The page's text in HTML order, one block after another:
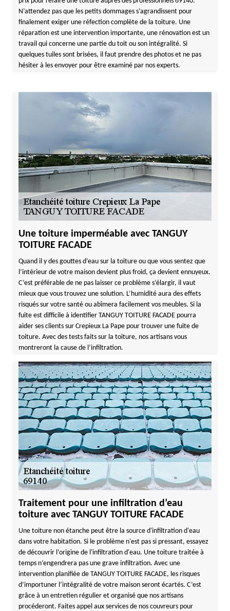
N’attendez pas que les petits dommages s’agrandissent pour
finalement exiger une réfection complète de la toiture. Une
réparation est une intervention importante, une rénovation est un
travail qui concerne une partie du toit ou son intégralité. Si
quelques tuiles sont brisées, il faut prendre des photos et ne pas
hésiter à les envoyer pour être examiné par nos experts.
Une toiture imperméable avec TANGUY
TOITURE FACADE
Quand il y des gouttes d’eau sur la toiture ou que vous sentez que
l’intérieur de votre maison devient plus froid, ça devient ennuyeux.
C’est préférable de ne pas laisser ce problème s’élargir, il vaut
mieux que vous trouvez une solution. L’humidité aura des effets
risqués sur votre santé ou abîmera facilement vos meubles. Si la
fuite est difficile à identifier TANGUY TOITURE FACADE pourra
aider ses clients sur Crepieux La Pape pour trouver une fuite de
toiture. Avec des tests faits sur la toiture, nos artisans vous
montreront la cause de l’infiltration.
Traitement pour une infiltration d’eau
toiture avec TANGUY TOITURE FACADE
Une toiture non étanche peut être la source d'infiltration d'eau
dans votre habitation. Si le problème n'est pas si pressant, essayez
de découvrir l’origine de l'infiltration d'eau. Une toiture traitée à
temps n’engendrera pas une grave infiltration. Avec une
intervention planifiée de TANGUY TOITURE FACADE, les risques
d’importuner l’intégralité de votre maison seront écartés. C’est
grâce à un entretien régulier et organisé que nos artisans
procéderont. Faites appel aux services de nos couvreurs pour